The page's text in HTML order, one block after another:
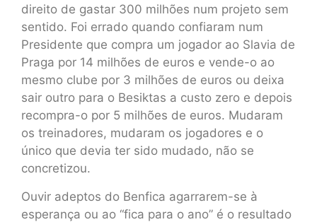
direito de gastar 300 milhões num projeto sem
sentido. Foi errado quando confiaram num
Presidente que compra um jogador ao Slavia de
Praga por 14 milhões de euros e vende-o ao
mesmo clube por 3 milhões de euros ou deixa
sair outro para o Besiktas a custo zero e depois
recompra-o por 5 milhões de euros. Mudaram
os treinadores, mudaram os jogadores e o
único que devia ter sido mudado, não se
concretizou.
Ouvir adeptos do Benfica agarrarem-se à
esperança ou ao “fica para o ano” é o resultado